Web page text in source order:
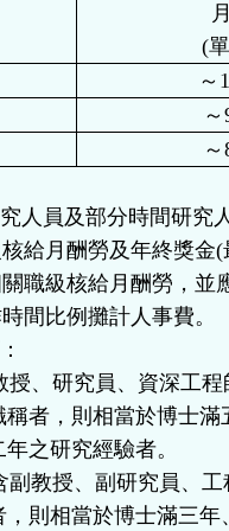
(
～
～
～
人員及部分時間研究
給月酬勞及年終獎金(
職級核給月酬勞，並
間比例攤計人事費。
、研究員、資深工程
稱者，則相當於博士滿
之研究經驗者。
教授、副研究員、工
則相當於博士滿三年